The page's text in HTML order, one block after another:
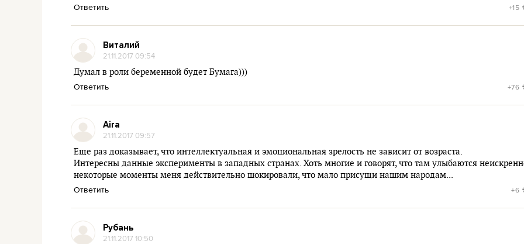
Ответить +15
Виталий
21.11.2017 09:54
Думал в роли беременной будет Бумага)))
Ответить +76
Aira
21.11.2017 09:57
Еще раз доказывает, что интеллектуальная и эмоциональная зрелость не зависит от возраста.
Интересны данные эксперименты в западных странах. Хоть многие и говорят, что там улыбаются
некоторые моменты меня действительно шокировали, что мало присущи нашим народам...
Ответить +6
Рубань
21.11.2017 10:50